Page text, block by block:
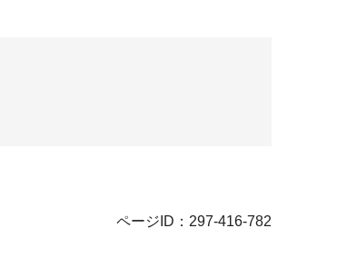
ページID：297-416-782